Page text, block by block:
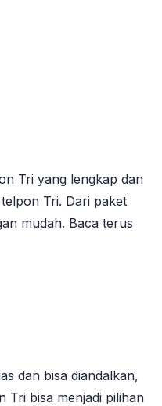
Tri yang lengkap dan
Tri. Dari paket
mudah. Baca terus
dan bisa diandalkan,
Tri bisa menjadi pilihan